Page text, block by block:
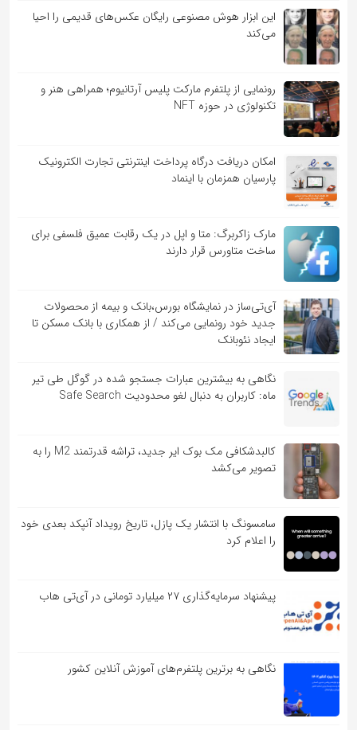
این ابزار هوش مصنوعی رایگان عکس‌های قدیمی را احیا
می‌کند
رونمایی از پلتفرم مارکت پلیس آرتانیوم؛ همراهی هنر و
تکنولوژی در حوزه NFT
امکان دریافت درگاه پرداخت اینترنتی تجارت الکترونیک
پارسیان همزمان با اینماد
مارک زاکربرگ: متا و اپل در یک رقابت عمیق فلسفی برای
ساخت متاورس قرار دارند
آی‌تی‌ساز در نمایشگاه بورس،بانک و بیمه از محصولات
جدید خود رونمایی می‌کند / از همکاری با بانک مسکن تا
ایجاد نئوبانک
نگاهی به بیشترین عبارات جستجو شده در گوگل طی تیر
ماه: کاربران به دنبال لغو محدودیت Safe Search
کالبدشکافی مک بوک ایر جدید، تراشه قدرتمند M2 را به
تصویر می‌کشد
سامسونگ با انتشار یک پازل، تاریخ رویداد آنپکد بعدی خود
را اعلام کرد
پیشنهاد سرمایه‌گذاری ۲۷ میلیارد تومانی در آی‌تی هاب
نگاهی به برترین پلتفرم‌های آموزش آنلاین کشور